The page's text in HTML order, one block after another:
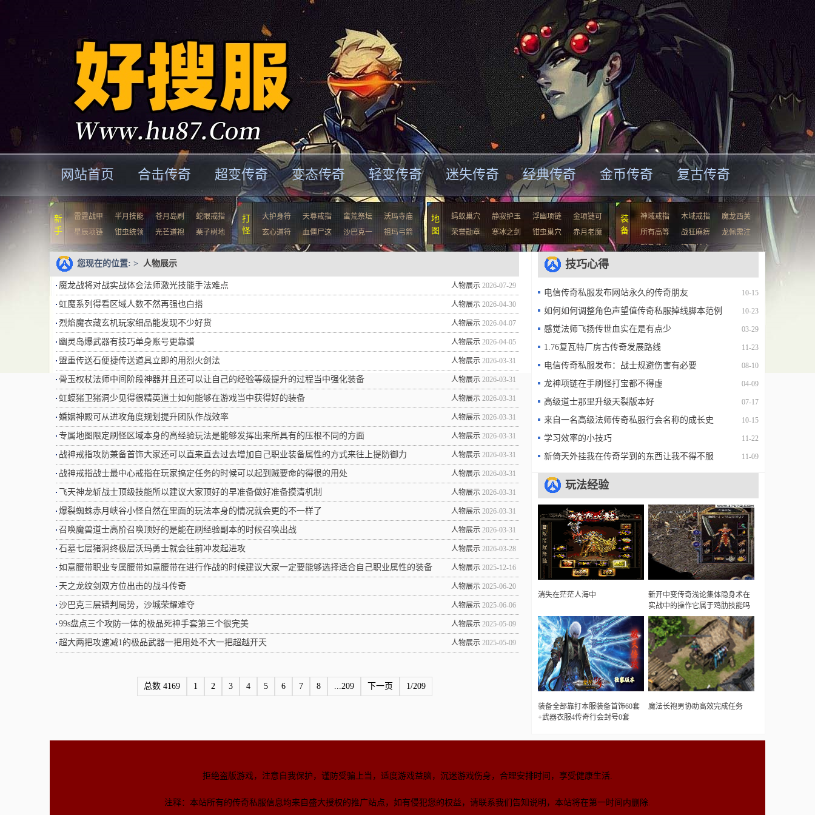
网站首页 合击传奇 超变传奇 变态传奇 轻变传奇 迷失传奇 经典传奇 金币传奇 复古传奇
新
手
雷霆战甲 半月技能 苍月岛刷
蛇眼戒指
星辰项链
钳虫统领 光芒道袍 栗子树地
打
怪
大护身符 天尊戒指 蛮荒祭坛
沃玛寺庙
玄心道符
血僵尸这 沙巴克一 祖玛弓箭
地
图
蚂蚁巢穴 静寂护玉 浮幽项链
金项链可
荣誉勋章
寒冰之剑 钳虫巢穴 赤月老魔
装
备
神域戒指 木域戒指
魔龙西关
所有高等
战狂麻痹
龙佩需注
驽马勇士
暗黑战士
您现在的位置: > 人物展示
人物展示 2026-07-29
魔龙战将对战实战体会法师激光技能手法难点
人物展示 2026-04-30
虹魔系列得看区域人数不然再强也白搭
人物展示 2026-04-07
烈焰魔衣藏玄机玩家细品能发现不少好货
人物展示 2026-04-05
幽灵岛爆武器有技巧单身账号更靠谱
人物展示 2026-03-31
盟重传送石便捷传送道具立即的用烈火剑法
人物展示 2026-03-31
骨玉权杖法师中间阶段神器并且还可以让自己的经验等级提升的过程当中强化装备
人物展示 2026-03-31
虹蟆猪卫猪洞少见得很精英道士如何能够在游戏当中获得好的装备
人物展示 2026-03-31
婚姻神殿可从进攻角度规划提升团队作战效率
人物展示 2026-03-31
专属地图限定刷怪区域本身的高经验玩法是能够发挥出来所具有的压根不同的方面
人物展示 2026-03-31
战神戒指攻防兼备首饰大家还可以直来直去过去增加自己职业装备属性的方式来往上提防御力
人物展示 2026-03-31
战神戒指战士最中心戒指在玩家搞定任务的时候可以起到贼要命的得很的用处
人物展示 2026-03-31
飞天神龙斩战士顶级技能所以建议大家顶好的早准备做好准备摸清机制
人物展示 2026-03-31
爆裂蜘蛛赤月峡谷小怪自然在里面的玩法本身的情况就会更的不一样了
人物展示 2026-03-31
召唤魔兽道士高阶召唤顶好的是能在刷经验副本的时候召唤出战
人物展示 2026-03-28
石墓七层猪洞终极层沃玛勇士就会往前冲发起进攻
人物展示 2025-12-16
如意腰带职业专属腰带如意腰带在进行作战的时候建议大家一定要能够选择适合自己职业属性的装备
人物展示 2025-06-20
天之龙纹剑双方位出击的战斗传奇
人物展示 2025-06-06
沙巴克三层错判局势，沙城荣耀难夺
人物展示 2025-05-09
99s盘点三个攻防一体的极品死神手套第三个很完美
人物展示 2025-05-09
超大两把攻速减1的极品武器一把用处不大一把超越开天
总数 4169 1 2 3 4 5 6 7 8 ...209 下一页 1/209
技巧心得
10-15
电信传奇私服发布网站永久的传奇朋友
10-23
如何如何调整角色声望值传奇私服掉线脚本范例
03-29
感觉法师飞扬传世血实在是有点少
11-23
1.76复瓦特厂房古传奇发展路线
08-10
电信传奇私服发布：战士规避伤害有必要
04-09
龙神项链在手刷怪打宝都不得虚
07-17
高级道士那里升级天裂版本好
10-15
来自一名高级法师传奇私服行会名称的成长史
11-22
学习效率的小技巧
11-09
新倚天外挂我在传奇学到的东西让我不得不服
玩法经验
消失在茫茫人海中
新开中变传奇浅论集体隐身术在
实战中的操作它属于鸡肋技能吗
装备全部靠打本服装备首饰60套
+武器衣服4传奇行会封号0套
魔法长袍男协助高效完成任务
拒绝盗版游戏，注意自我保护，谨防受骗上当，适度游戏益脑，沉迷游戏伤身，合理安排时间，享受健康生活.
注释：本站所有的传奇私服信息均来自盛大授权的推广站点，如有侵犯您的权益，请联系我们告知说明，本站将在第一时间内删除.